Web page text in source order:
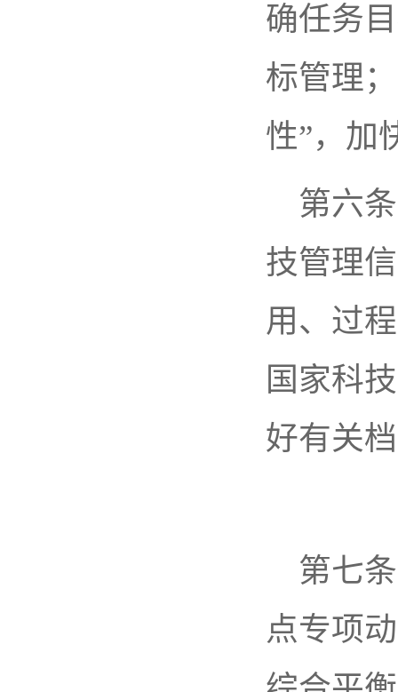
确任务
标管理
性”，加
第六
技管理
用、过
国家科
好有关
第七
点专项